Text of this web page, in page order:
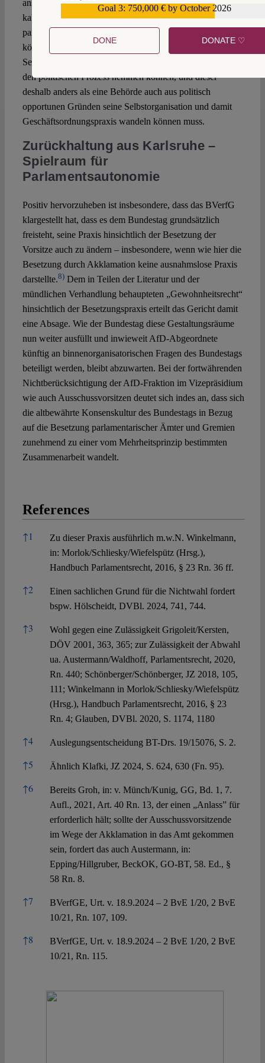
ansonsten sähen sich die Fraktionen einer nicht
kalkulierbaren Arbeitsorganisation ausgesetzt, die die
parlamentarische Arbeit im schlimmsten Fall obstruieren
könnte. Umgekehrt stellt sich die Frage, ob derartige
Selbstbindungswirkungen oder Erwägungen nicht auch
den politischen Prozess hemmen können, und dieser
deshalb anders als eine Behörde auch aus politisch
opportunen Gründen seine Selbstorganisation und damit
Geschäftsordnungspraxis wandeln können muss.
Zurückhaltung aus Karlsruhe –
Spielraum für
Parlamentsautonomie
Positiv hervorzuheben ist insbesondere, dass das BVerfG
klargestellt hat, dass es dem Bundestag grundsätzlich
freisteht, seine Praxis hinsichtlich der Besetzung der
Vorsitze auch zu ändern – insbesondere, wenn wie hier die
Besetzung durch Akklamation keine ausnahmslose Praxis
darstellte.8)Dem in Teilen der Literatur und der
mündlichen Verhandlung behaupteten „Gewohnheitsrecht“
hinsichtlich der Besetzungspraxis erteilt das Gericht damit
eine Absage. Wie der Bundestag diese Gestaltungsräume
nun weiter ausfüllt und inwieweit AfD-Abgeordnete
künftig an binnenorganisatorischen Fragen des Bundestags
beteiligt werden, bleibt abzuwarten. Bei der fortwährenden
Nichtberücksichtigung der AfD-Fraktion im Vizepräsidium
wie auch Ausschussvorsitzen deutet sich indes an, dass sich
die altbewährte Konsenskultur des Bundestags in Bezug
auf die Besetzung parlamentarischer Ämter und Gremien
zunehmend zu einer vom Mehrheitsprinzip bestimmten
Zusammenarbeit wandelt.
References
References
↑1
Zu dieser Praxis ausführlich m.w.N. Winkelmann,
in: Morlok/Schliesky/Wiefelspütz (Hrsg.),
Handbuch Parlamentsrecht, 2016, § 23 Rn. 36 ff.
↑2
Einen sachlichen Grund für die Nichtwahl fordert
bspw. Hölscheidt, DVBl. 2024, 741, 744.
↑3
Wohl gegen eine Zulässigkeit Grigoleit/Kersten,
DÖV 2001, 363, 365; zur Zulässigkeit der Abwahl
ua. Austermann/Waldhoff, Parlamentsrecht, 2020,
Rn. 440; Schönberger/Schönberger, JZ 2018, 105,
111; Winkelmann in Morlok/Schliesky/Wiefelspütz
(Hrsg.), Handbuch Parlamentsrecht, 2016, § 23
Rn. 4; Glauben, DVBl. 2020, S. 1174, 1180
↑4 Auslegungsentscheidung BT-Drs. 19/15076, S. 2.
↑5 Ähnlich Klafki, JZ 2024, S. 624, 630 (Fn. 95).
↑6
Bereits Groh, in: v. Münch/Kunig, GG, Bd. 1, 7.
Aufl., 2021, Art. 40 Rn. 13, der einen „Anlass” für
erforderlich hält; sollte der Ausschussvorsitzende
im Wege der Akklamation in das Amt gekommen
sein, fordert das auch Austermann, in:
Epping/Hillgruber, BeckOK, GO-BT, 58. Ed., §
58 Rn. 8.
↑7
BVerfGE, Urt. v. 18.9.2024 – 2 BvE 1/20, 2 BvE
10/21, Rn. 107, 109.
↑8
BVerfGE, Urt. v. 18.9.2024 – 2 BvE 1/20, 2 BvE
10/21, Rn. 115.
Goal 3: 750,000 € by October 2026
DONE DONATE ♡